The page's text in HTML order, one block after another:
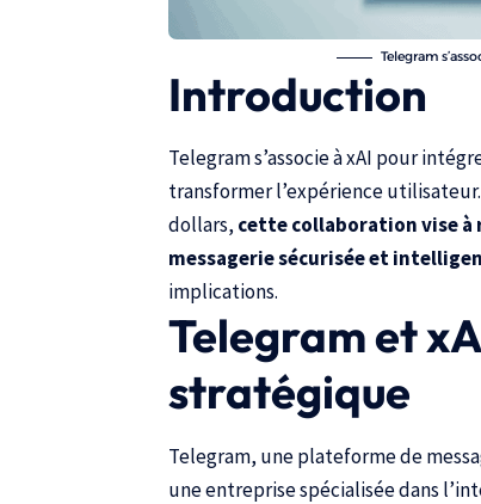
Telegram
Introduction
Telegram s’associe à xAI pour
transformer l’expérience
dollars, cette collaboration vise à
messagerie sécurisée et
implications.
Telegram et
stratégique
Telegram, une plateforme de
une entreprise spécialisée dans